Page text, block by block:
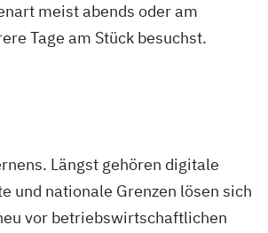
meist abends oder am
Tage am Stück besuchst.
Längst gehören digitale
und nationale Grenzen lösen sich
vor betriebswirtschaftlichen